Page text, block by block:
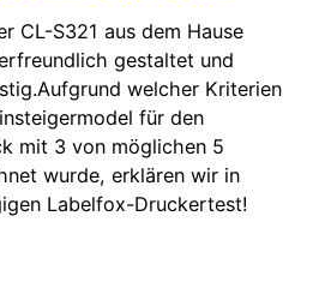
CL-S321 aus dem Hause
gestaltet und
welcher Kriterien
für den
mit 3 von möglichen 5
wurde, erklären wir in
Labelfox-Druckertest!